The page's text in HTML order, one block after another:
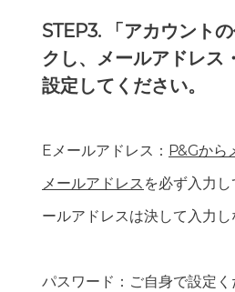
STEP3. 「アカウント
クし、メールアドレス
設定してください。
Eメールアドレス： P&Gから
メールアドレス を必ず入力
ールアドレスは決して入力し
パスワード：ご自身で設定く